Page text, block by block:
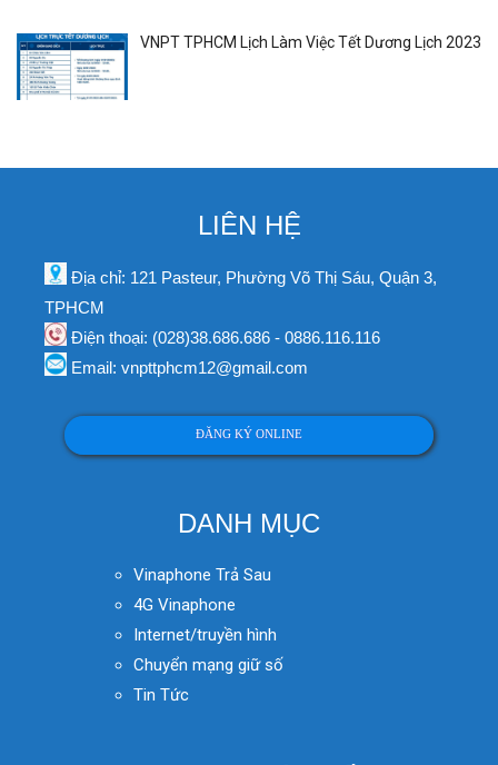
VNPT TPHCM Lịch Làm Việc Tết Dương Lịch 2023
LIÊN HỆ
Địa chỉ: 121 Pasteur, Phường Võ Thị Sáu, Quận 3,
TPHCM
Điện thoại: (028)38.686.686 - 0886.116.116
Email: vnpttphcm12@gmail.com
ĐĂNG KÝ ONLINE
DANH MỤC
Vinaphone Trả Sau
4G Vinaphone
Internet/truyền hình
Chuyển mạng giữ số
Tin Tức